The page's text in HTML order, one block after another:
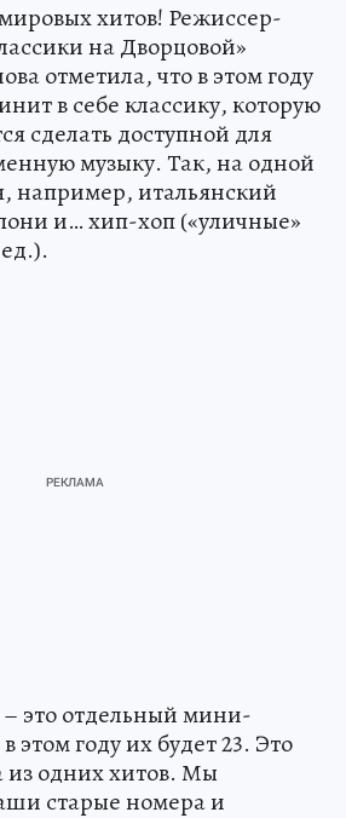
хитов! Режиссер-
на Дворцовой»
отметила, что в этом году
в себе классику, которую
сделать доступной для
музыку. Так, на одной
например, итальянский
и… хип-хоп («уличные»
это отдельный мини-
этом году их будет 23. Это
из одних хитов. Мы
старые номера и